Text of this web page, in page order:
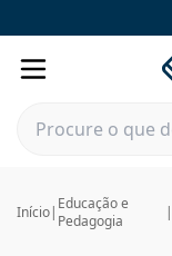
Início| Educação e
Pedagogia
|